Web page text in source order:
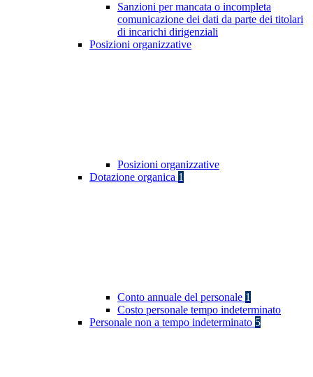
Sanzioni per mancata o incompleta
comunicazione dei dati da parte dei titolari
di incarichi dirigenziali
Posizioni organizzative
Posizioni organizzative
Dotazione organica 1
Conto annuale del personale 1
Costo personale tempo indeterminato
Personale non a tempo indeterminato 5